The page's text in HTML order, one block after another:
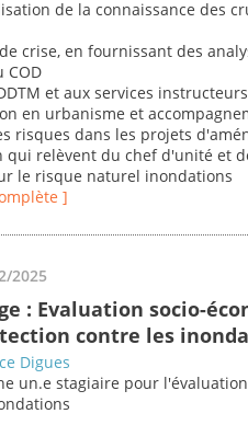
de la connaissance des
crise, en fournissant des
COD
et aux services
en urbanisme et
risques dans les projets
qui relèvent du chef d'unité et
le risque naturel inondations
]
2025
: Evaluation socio-
contre les
Digues
un.e stagiaire pour